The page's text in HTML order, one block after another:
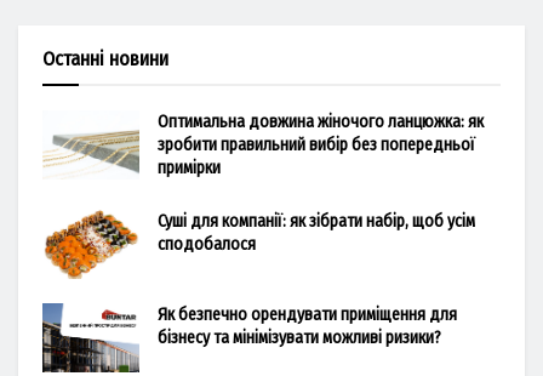
Останні новини
Оптимальна довжина жіночого ланцюжка: як
зробити правильний вибір без попередньої
примірки
Суші для компанії: як зібрати набір, щоб усім
сподобалося
Як безпечно орендувати приміщення для
бізнесу та мінімізувати можливі ризики?